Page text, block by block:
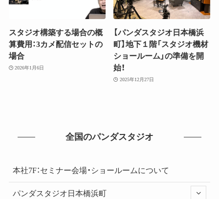
スタジオ構築する場合の概
算費用：3カメ配信セットの
場合
2026年1月6日
【パンダスタジオ日本橋浜
町】地下１階「スタジオ機材
ショールーム」の準備を開
始！
2025年12月27日
全国のパンダスタジオ
本社7F：セミナー会場・ショールームについて
パンダスタジオ日本橋浜町